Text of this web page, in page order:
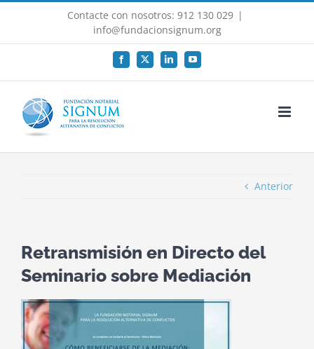
Saltar
Contacte con nosotros: 912 130 029 |
info@fundacionsignum.org
Facebook
X LinkedInYouTube
Anterior
Retransmisión en Directo del
Seminario sobre Mediación